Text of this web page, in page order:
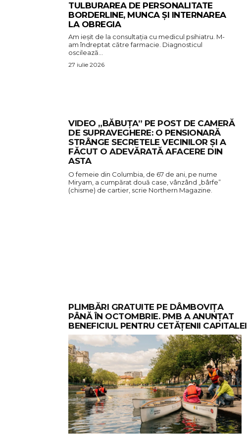
TULBURAREA DE PERSONALITATE
BORDERLINE, MUNCA ȘI INTERNAREA
LA OBREGIA
Am ieșit de la consultația cu medicul psihiatru. M-
am îndreptat către farmacie. Diagnosticul
oscilează...
27 iulie 2026
VIDEO „BĂBUȚA” PE POST DE CAMERĂ
DE SUPRAVEGHERE: O PENSIONARĂ
STRÂNGE SECRETELE VECINILOR ȘI A
FĂCUT O ADEVĂRATĂ AFACERE DIN
ASTA
O femeie din Columbia, de 67 de ani, pe nume
Miryam, a cumpărat două case, vânzând „bârfe”
(chisme) de cartier, scrie Northern Magazine.
PLIMBĂRI GRATUITE PE DÂMBOVIȚA
PÂNĂ ÎN OCTOMBRIE. PMB A ANUNȚAT
BENEFICIUL PENTRU CETĂȚENII CAPITALEI